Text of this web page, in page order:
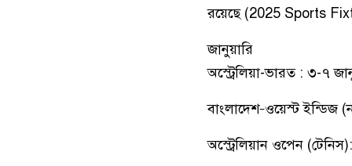
রয়েছে (2025 Sports
জানুয়ারি
অস্ট্রেলিয়া-ভারত : ৩-৭
বাংলাদেশ–ওয়েস্ট ইন্ডিজ
অস্ট্রেলিয়ান ওপেন